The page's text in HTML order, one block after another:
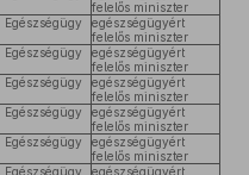
felelős miniszter
Egészségügy
egészségügyért
felelős miniszter
Egészségügy
egészségügyért
felelős miniszter
Egészségügy
egészségügyért
felelős miniszter
Egészségügy
egészségügyért
felelős miniszter
Egészségügy
egészségügyért
felelős miniszter
Egészségügy
egészségügyért